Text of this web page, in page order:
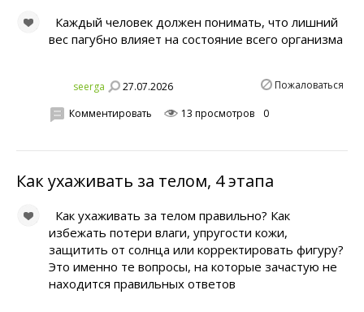
Каждый человек должен понимать, что лишний
вес пагубно влияет на состояние всего организма
seerga 27.07.2026 Пожаловаться
Комментировать 13 просмотров 0
Как ухаживать за телом, 4 этапа
Как ухаживать за телом правильно? Как
избежать потери влаги, упругости кожи,
защитить от солнца или корректировать фигуру?
Это именно те вопросы, на которые зачастую не
находится правильных ответов